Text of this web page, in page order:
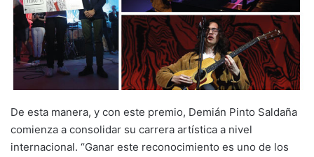
De esta manera, y con este premio, Demián Pinto Saldaña
comienza a consolidar su carrera artística a nivel
internacional. “Ganar este reconocimiento es uno de los